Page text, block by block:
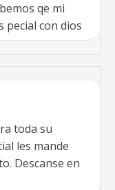
qe mi
pecial con dios
toda su
les mande
Descanse en